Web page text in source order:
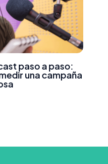
paso a paso:
una campaña